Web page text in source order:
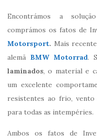
Encontrámos a
comprámos os fatos de
Motorsport. Mais
alemã BMW Motorrad.
laminados, o material e
um excelente
resistentes ao frio,
para todas as intempéries.
Ambos os fatos de